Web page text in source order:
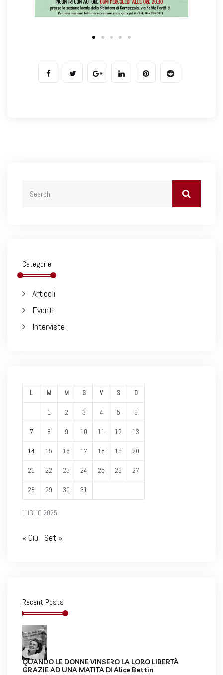
Categorie
Articoli
Eventi
Interviste
LUGLIO 2025
L M M G V S D
1 2 3 4 5 6
7 8 9 10 11 12 13
14 15 16 17 18 19 20
21 22 23 24 25 26 27
28 29 30 31
« Giu Set »
Recent Posts
QUANDO LE DONNE VINSERO LA LORO LIBERTÀ
GRAZIE AD UNA MATITA DI Alice Bettin